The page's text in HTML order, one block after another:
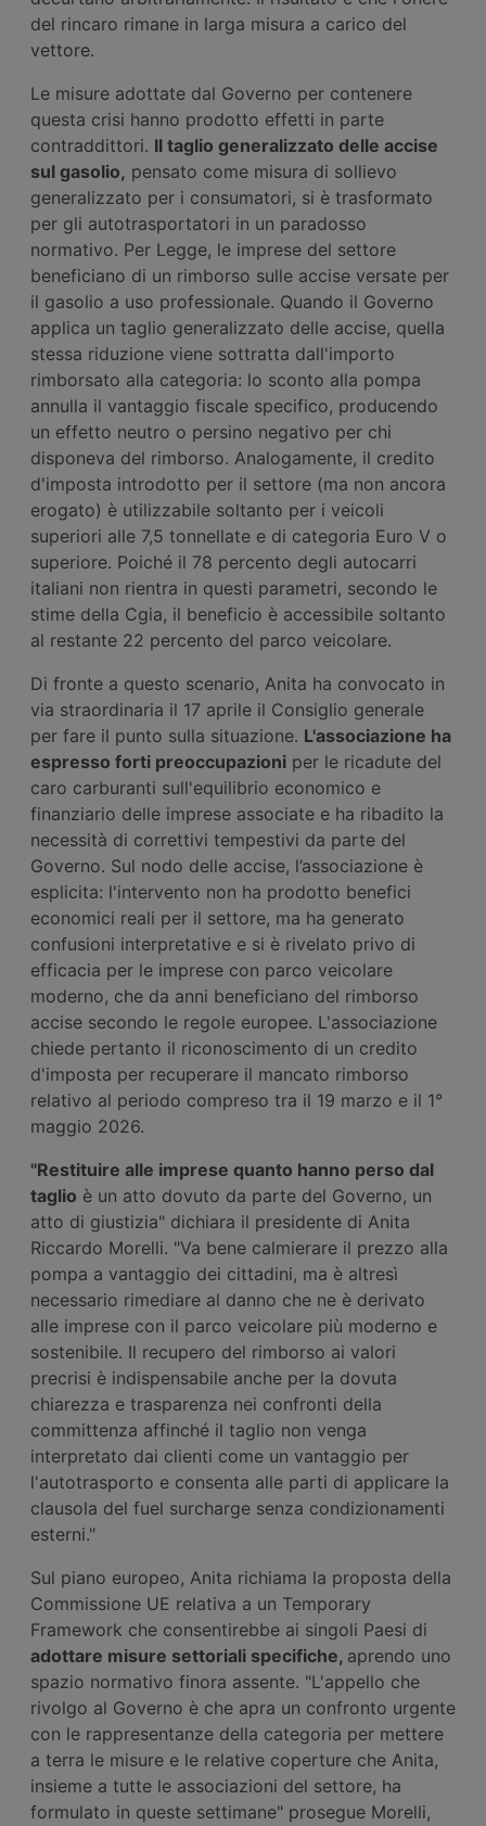
del rincaro rimane in larga misura a carico del
vettore.
Le misure adottate dal Governo per contenere
questa crisi hanno prodotto effetti in parte
contraddittori. Il taglio generalizzato delle accise
sul gasolio, pensato come misura di sollievo
generalizzato per i consumatori, si è trasformato
per gli autotrasportatori in un paradosso
normativo. Per Legge, le imprese del settore
beneficiano di un rimborso sulle accise versate per
il gasolio a uso professionale. Quando il Governo
applica un taglio generalizzato delle accise, quella
stessa riduzione viene sottratta dall'importo
rimborsato alla categoria: lo sconto alla pompa
annulla il vantaggio fiscale specifico, producendo
un effetto neutro o persino negativo per chi
disponeva del rimborso. Analogamente, il credito
d'imposta introdotto per il settore (ma non ancora
erogato) è utilizzabile soltanto per i veicoli
superiori alle 7,5 tonnellate e di categoria Euro V o
superiore. Poiché il 78 percento degli autocarri
italiani non rientra in questi parametri, secondo le
stime della Cgia, il beneficio è accessibile soltanto
al restante 22 percento del parco veicolare.
Di fronte a questo scenario, Anita ha convocato in
via straordinaria il 17 aprile il Consiglio generale
per fare il punto sulla situazione. L'associazione ha
espresso forti preoccupazioni per le ricadute del
caro carburanti sull'equilibrio economico e
finanziario delle imprese associate e ha ribadito la
necessità di correttivi tempestivi da parte del
Governo. Sul nodo delle accise, l’associazione è
esplicita: l'intervento non ha prodotto benefici
economici reali per il settore, ma ha generato
confusioni interpretative e si è rivelato privo di
efficacia per le imprese con parco veicolare
moderno, che da anni beneficiano del rimborso
accise secondo le regole europee. L'associazione
chiede pertanto il riconoscimento di un credito
d'imposta per recuperare il mancato rimborso
relativo al periodo compreso tra il 19 marzo e il 1°
maggio 2026.
"Restituire alle imprese quanto hanno perso dal
taglio è un atto dovuto da parte del Governo, un
atto di giustizia" dichiara il presidente di Anita
Riccardo Morelli. "Va bene calmierare il prezzo alla
pompa a vantaggio dei cittadini, ma è altresì
necessario rimediare al danno che ne è derivato
alle imprese con il parco veicolare più moderno e
sostenibile. Il recupero del rimborso ai valori
precrisi è indispensabile anche per la dovuta
chiarezza e trasparenza nei confronti della
committenza affinché il taglio non venga
interpretato dai clienti come un vantaggio per
l'autotrasporto e consenta alle parti di applicare la
clausola del fuel surcharge senza condizionamenti
esterni."
Sul piano europeo, Anita richiama la proposta della
Commissione UE relativa a un Temporary
Framework che consentirebbe ai singoli Paesi di
adottare misure settoriali specifiche, aprendo uno
spazio normativo finora assente. "L'appello che
rivolgo al Governo è che apra un confronto urgente
con le rappresentanze della categoria per mettere
a terra le misure e le relative coperture che Anita,
insieme a tutte le associazioni del settore, ha
formulato in queste settimane" prosegue Morelli,